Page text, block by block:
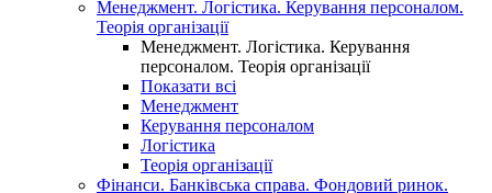
Менеджмент. Логістика. Керування персоналом.
Теорія організації
Менеджмент. Логістика. Керування
персоналом. Теорія організації
Показати всі
Менеджмент
Керування персоналом
Логістика
Теорія організації
Фінанси. Банківська справа. Фондовий ринок.